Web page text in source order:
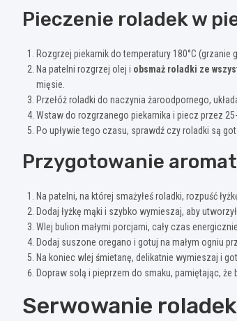
Pieczenie roladek w
Rozgrzej piekarnik do temperatury 180°C (grzanie
Na patelni rozgrzej olej i obsmaż roladki ze
mięsie.
Przełóż roladki do naczynia żaroodpornego,
Wstaw do rozgrzanego piekarnika i piecz przez
Po upływie tego czasu, sprawdź czy roladki są
Przygotowanie
Na patelni, na której smażyłeś roladki, rozpuść
Dodaj łyżkę mąki i szybko wymieszaj, aby
Wlej bulion małymi porcjami, cały czas
Dodaj suszone oregano i gotuj na małym ogniu
Na koniec wlej śmietanę, delikatnie wymieszaj i
Dopraw solą i pieprzem do smaku, pamiętając, że
Serwowanie